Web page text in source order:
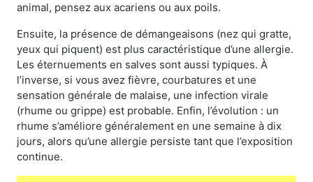
animal, pensez aux acariens ou aux poils.
Ensuite, la présence de démangeaisons (nez qui gratte,
yeux qui piquent) est plus caractéristique d’une allergie.
Les éternuements en salves sont aussi typiques. À
l’inverse, si vous avez fièvre, courbatures et une
sensation générale de malaise, une infection virale
(rhume ou grippe) est probable. Enfin, l’évolution : un
rhume s’améliore généralement en une semaine à dix
jours, alors qu’une allergie persiste tant que l’exposition
continue.